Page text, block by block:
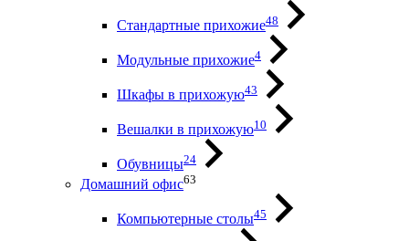
Стандартные прихожие48
Модульные прихожие4
Шкафы в прихожую43
Вешалки в прихожую10
Обувницы24
Домашний офис63
Компьютерные столы45